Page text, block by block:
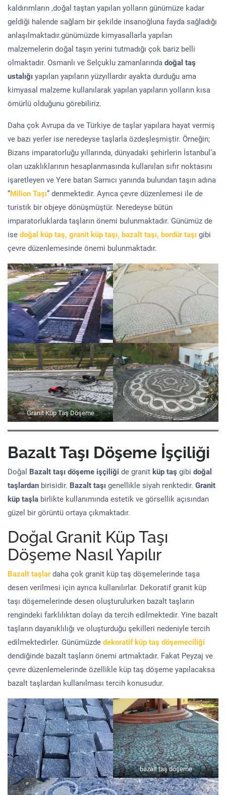
kaldırımların ,doğal taştan yapılan yolların günümüze kadar
geldiği halende sağlam bir şekilde insanoğluna fayda sağladığı
anlaşılmaktadır.günümüzde kimyasallarla yapılan
malzemelerin doğal taşın yerini tutmadığı çok bariz belli
olmaktadır. Osmanlı ve Selçuklu zamanlarında doğal taş
ustalığı yapılan yapıların yüzyıllardır ayakta durduğu ama
kimyasal malzeme kullanılarak yapılan yapıların yolların kısa
ömürlü olduğunu görebiliriz.
Daha çok Avrupa da ve Türkiye de taşlar yapılara hayat vermiş
ve bazı yerler ise neredeyse taşlarla özdeşleşmiştir. Örneğin;
Bizans imparatorluğu yıllarında, dünyadaki şehirlerin İstanbul’a
olan uzaklıklarının hesaplanmasında kullanılan sıfır noktasını
işaretleyen ve Yere batan Sarnıcı yanında bulundan taşın adına
“Milion Taşı” denmektedir. Ayrıca çevre düzenlemesi ile de
turistik bir objeye dönüşmüştür. Neredeyse bütün
imparatorluklarda taşların önemi bulunmaktadır. Günümüz de
ise doğal küp taş, granit küp taşı, bazalt taşı, bordür taşı gibi
çevre düzenlemesinde önemi bulunmaktadır.
Granit Küp Taş Döşeme
Bazalt Taşı Döşeme İşçiliği
Doğal Bazalt taşı döşeme işçiliği de granit küp taş gibi doğal
taşlardan birisidir. Bazalt taşı genellikle siyah renktedir. Granit
küp taşla birlikte kullanımında estetik ve görsellik açısından
güzel bir görüntü ortaya çıkmaktadır.
Doğal Granit Küp Taşı
Döşeme Nasıl Yapılır
Bazalt taşlardaha çok granit küp taş döşemelerinde taşa
desen verilmesi için ayrıca kullanılırlar. Dekoratif granit küp
taşı döşemelerinde desen oluşturulurken bazalt taşların
rengindeki farklılıktan dolayı da tercih edilmektedir. Yine bazalt
taşların dayanıklılığı ve oluşturduğu şekilleri nedeniyle tercih
edilmektedirler. Günümüzde dekoratif küp taş döşemeciliği
dendiğinde bazalt taşların önemi artmaktadır. Fakat Peyzaj ve
çevre düzenlemelerinde özellikle küp taş döşeme yapılacaksa
bazalt taşlardan kullanılması tercih konusudur.
bazalt taş döşeme